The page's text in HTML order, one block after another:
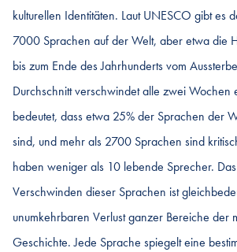
kulturellen Identitäten. Laut UNESCO gibt es
7000 Sprachen auf der Welt, aber etwa die
bis zum Ende des Jahrhunderts vom
Durchschnitt verschwindet alle zwei Wochen
bedeutet, dass etwa 25% der Sprachen der
sind, und mehr als 2700 Sprachen sind
haben weniger als 10 lebende Sprecher.
Verschwinden dieser Sprachen ist
unumkehrbaren Verlust ganzer Bereiche der
Geschichte. Jede Sprache spiegelt eine